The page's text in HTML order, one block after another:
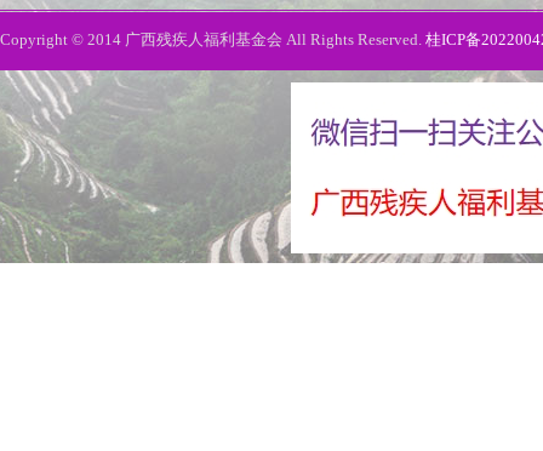
Copyright © 2014 广西残疾人福利基金会 All Rights Reserved. 桂ICP备